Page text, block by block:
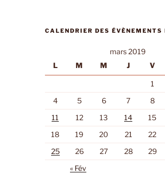
CALENDRIER DES ÉVÈNEMENTS
mars 2019
L
M M J V
1
4
5 6 7 8
11
12 13 14 15
18
19 20 21 22
25
26 27 28 29
« Fév